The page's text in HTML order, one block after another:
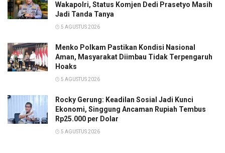
Wakapolri, Status Komjen Dedi Prasetyo Masih
Jadi Tanda Tanya
5 AGUSTUS 2026
Menko Polkam Pastikan Kondisi Nasional
Aman, Masyarakat Diimbau Tidak Terpengaruh
Hoaks
5 AGUSTUS 2026
Rocky Gerung: Keadilan Sosial Jadi Kunci
Ekonomi, Singgung Ancaman Rupiah Tembus
Rp25.000 per Dolar
5 AGUSTUS 2026